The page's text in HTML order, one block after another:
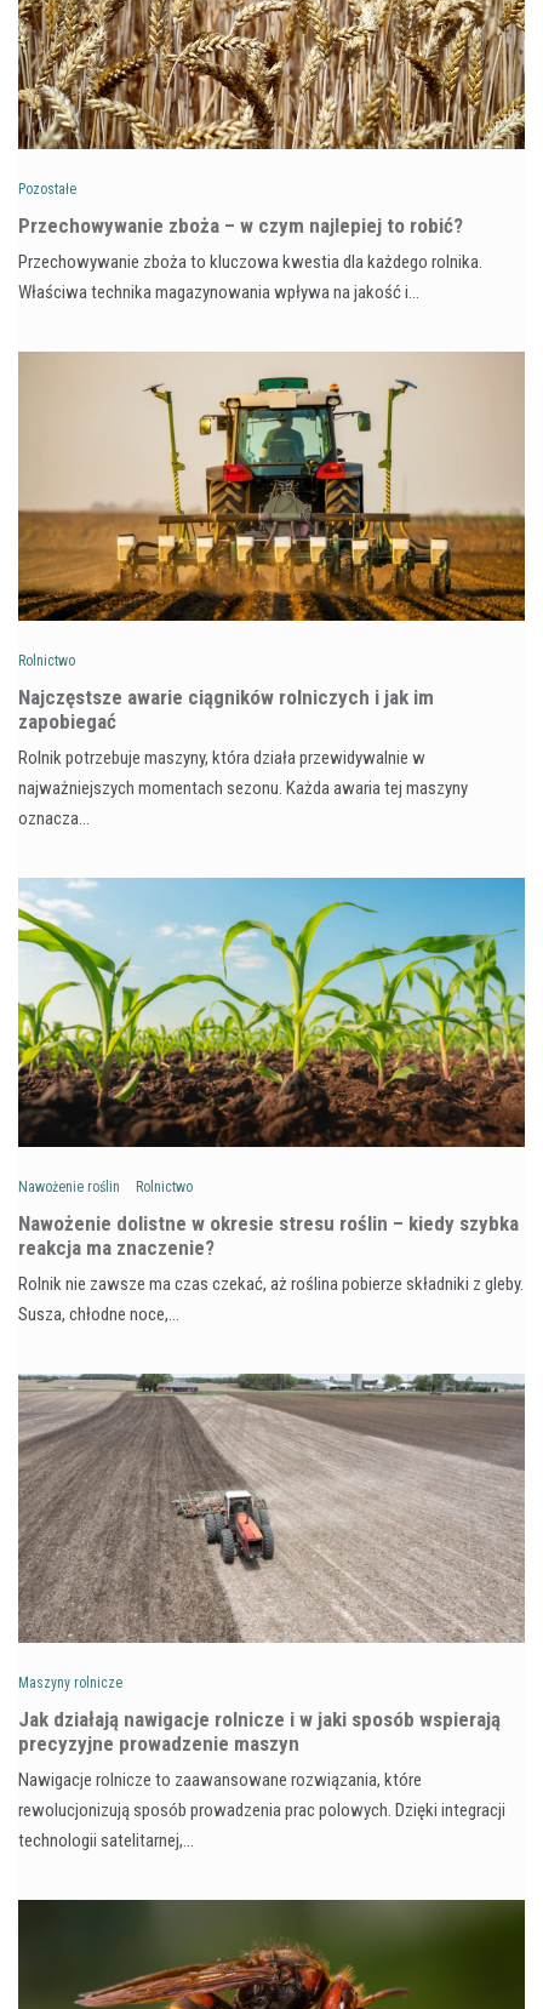
Pozostałe
Przechowywanie zboża – w czym najlepiej to robić?
Przechowywanie zboża to kluczowa kwestia dla każdego rolnika.
Właściwa technika magazynowania wpływa na jakość i…
Rolnictwo
Najczęstsze awarie ciągników rolniczych i jak im
zapobiegać
Rolnik potrzebuje maszyny, która działa przewidywalnie w
najważniejszych momentach sezonu. Każda awaria tej maszyny
oznacza…
Nawożenie roślin Rolnictwo
Nawożenie dolistne w okresie stresu roślin – kiedy szybka
reakcja ma znaczenie?
Rolnik nie zawsze ma czas czekać, aż roślina pobierze składniki z gleby.
Susza, chłodne noce,…
Maszyny rolnicze
Jak działają nawigacje rolnicze i w jaki sposób wspierają
precyzyjne prowadzenie maszyn
Nawigacje rolnicze to zaawansowane rozwiązania, które
rewolucjonizują sposób prowadzenia prac polowych. Dzięki integracji
technologii satelitarnej,…